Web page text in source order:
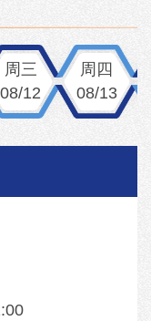
周三
08/12
周四
08/13